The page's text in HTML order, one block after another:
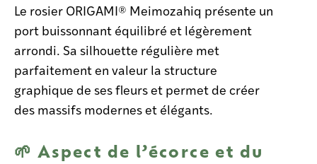
Le rosier ORIGAMI® Meimozahiq présente un
port buissonnant équilibré et légèrement
arrondi. Sa silhouette régulière met
parfaitement en valeur la structure
graphique de ses fleurs et permet de créer
des massifs modernes et élégants.
🌱 Aspect de l’écorce et du